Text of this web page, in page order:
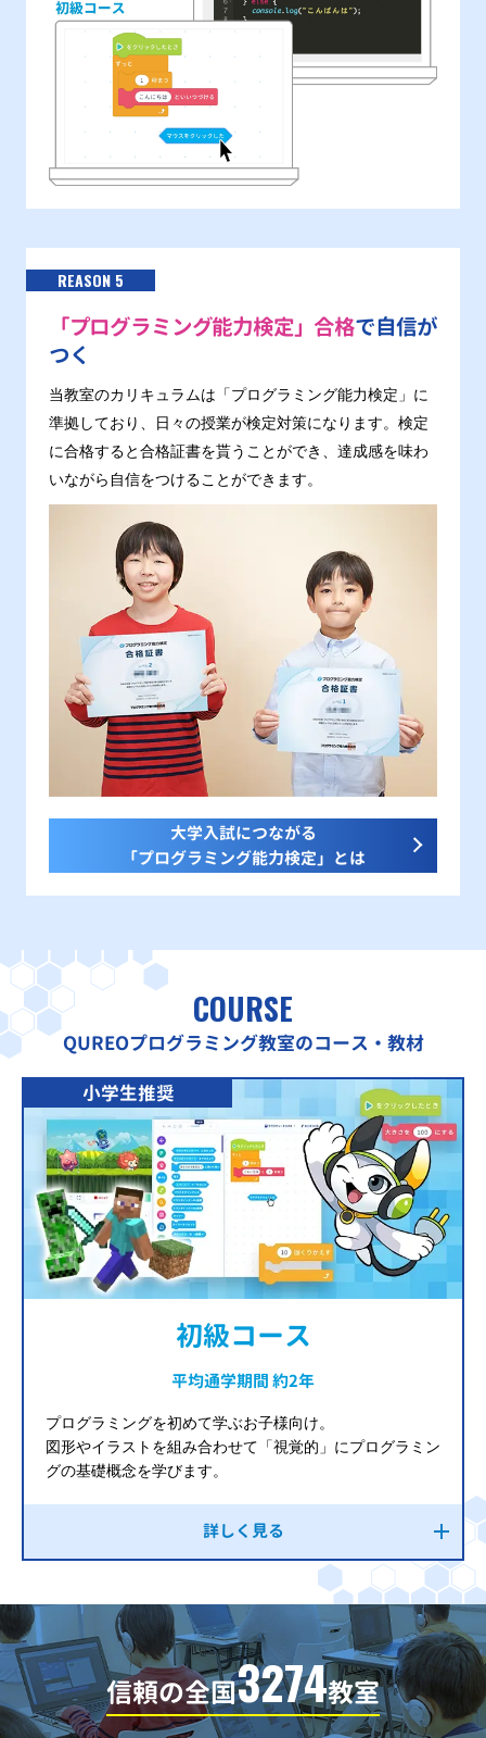
REASON 5
「プログラミング能力検定」合格で自信が
つく
当教室のカリキュラムは「プログラミング能力検定」に
準拠しており、日々の授業が検定対策になります。検定
に合格すると合格証書を貰うことができ、達成感を味わ
いながら自信をつけることができます。
大学入試につながる
「プログラミング能力検定」とは
COURSE
QUREOプログラミング教室のコース・教材
小学生推奨
初級コース
平均通学期間 約2年
プログラミングを初めて学ぶお子様向け。
図形やイラストを組み合わせて「視覚的」にプログラミン
グの基礎概念を学びます。
詳しく見る
信頼の全国3274教室